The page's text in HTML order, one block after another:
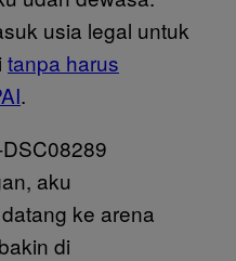
usia legal untuk
tanpa harus
.
aku
ke arena
di